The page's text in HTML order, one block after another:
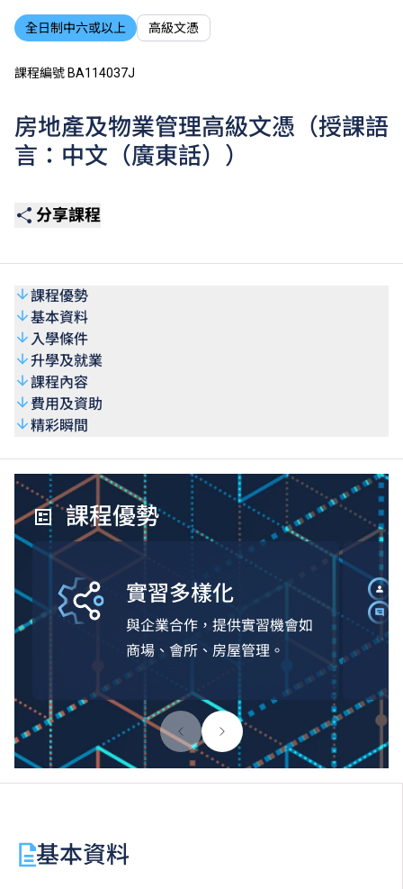
全日制中六或以上 高級文憑
課程編號 BA114037J
房地產及物業管理高級文憑（授課語
言：中文（廣東話））
分享課程
課程優勢
基本資料
入學條件
升學及就業
課程內容
費用及資助
精彩瞬間
課程優勢
實習多樣化
與企業合作，提供實習機會如
商場、會所、房屋管理。
基本資料